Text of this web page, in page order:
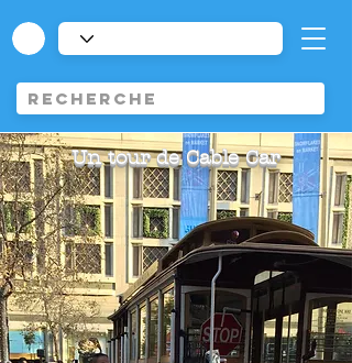
Un tour de Cable Car